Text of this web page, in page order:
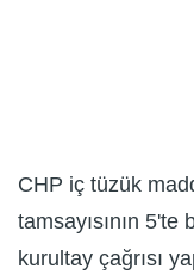
CHP iç tüzük
tamsayısının
kurultay çağrısı